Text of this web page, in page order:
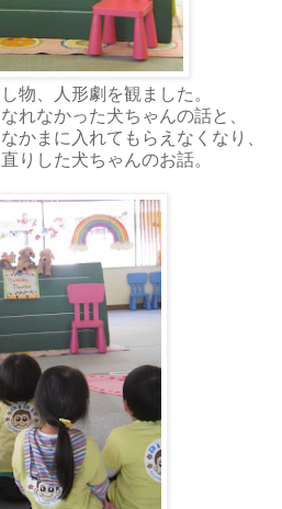
物、人形劇を観ました。
れなかった犬ちゃんの話と、
かまに入れてもらえなくなり、
りした犬ちゃんのお話。